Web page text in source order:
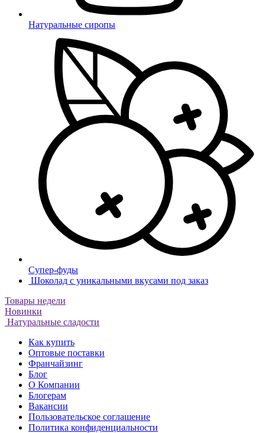
Натуральные сиропы
Супер-фуды
Шоколад с уникальными вкусами под заказ
Товары недели
Новинки
Натуральные сладости
Как купить
Оптовые поставки
Франчайзинг
Блог
О Компании
Блогерам
Вакансии
Пользовательское соглашение
Политика конфиденциальности